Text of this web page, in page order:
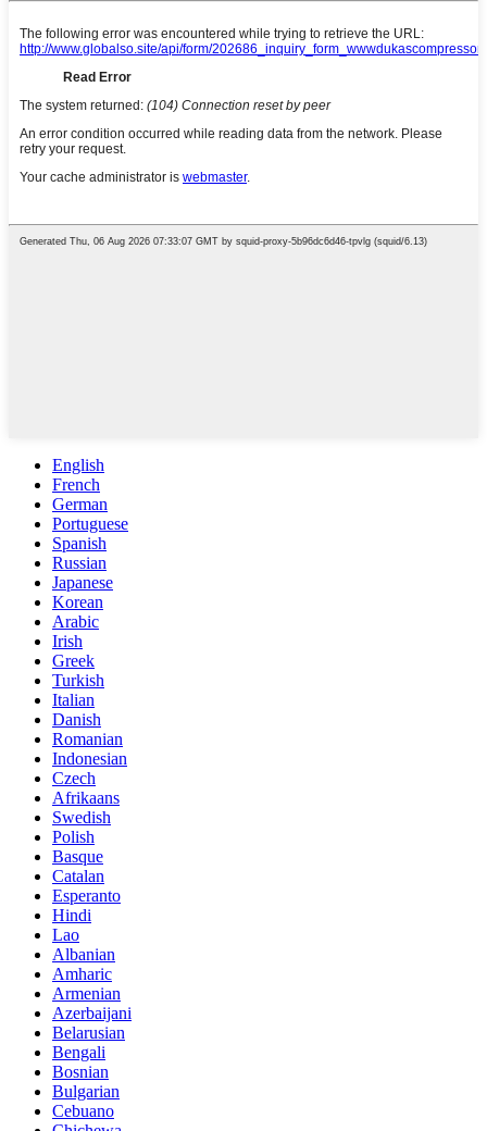
English
French
German
Portuguese
Spanish
Russian
Japanese
Korean
Arabic
Irish
Greek
Turkish
Italian
Danish
Romanian
Indonesian
Czech
Afrikaans
Swedish
Polish
Basque
Catalan
Esperanto
Hindi
Lao
Albanian
Amharic
Armenian
Azerbaijani
Belarusian
Bengali
Bosnian
Bulgarian
Cebuano